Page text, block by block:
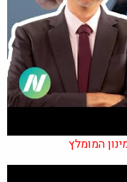
המומלץ